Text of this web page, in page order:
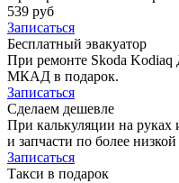
539 руб
Записаться
Бесплатный эвакуатор
При ремонте Skoda Kodiaq
МКАД в подарок.
Записаться
Сделаем дешевле
При калькуляции на руках
и запчасти по более
Записаться
Такси в подарок